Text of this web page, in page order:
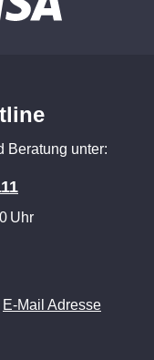
Beratung unter:
Uhr
E-Mail Adresse